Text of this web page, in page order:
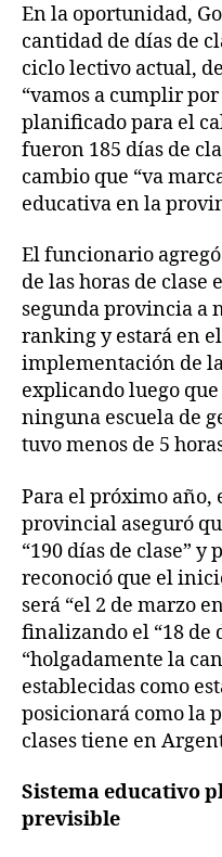
En la oportunidad,
cantidad de días de
ciclo lectivo actual,
“vamos a cumplir
planificado para el
fueron 185 días de
cambio que “va
educativa en la
El funcionario agregó
de las horas de clase
segunda provincia a
ranking y estará en
implementación de
explicando luego
ninguna escuela de
tuvo menos de 5
Para el próximo año,
provincial aseguró
“190 días de clase” y
reconoció que el
será “el 2 de marzo
finalizando el “18 de
“holgadamente la
establecidas como
posicionará como la
clases tiene en
Sistema educativo
previsible